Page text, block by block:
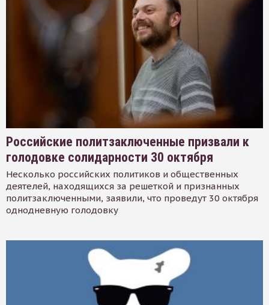
Российские политзаключенные призвали к
голодовке солидарности 30 октября
Несколько российских политиков и общественных
деятелей, находящихся за решеткой и признанных
политзаключенными, заявили, что проведут 30 октября
однодневную голодовку